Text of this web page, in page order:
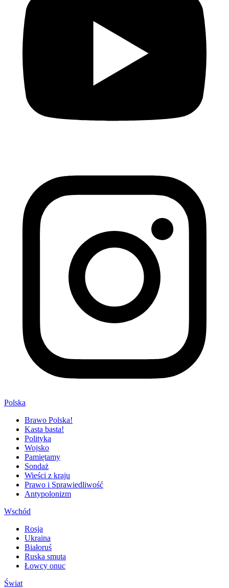
Polska
Brawo Polska!
Kasta basta!
Polityka
Wojsko
Pamiętamy
Sondaż
Wieści z kraju
Prawo i Sprawiedliwość
Antypolonizm
Wschód
Rosja
Ukraina
Białoruś
Ruska smuta
Łowcy onuc
Świat